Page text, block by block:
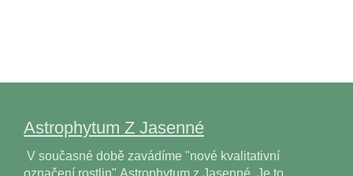
Astrophytum Z Jasenné
V současné době zavádíme "nové kvalitativní
označení rostlin" Astrophytum z Jasenné. Je to